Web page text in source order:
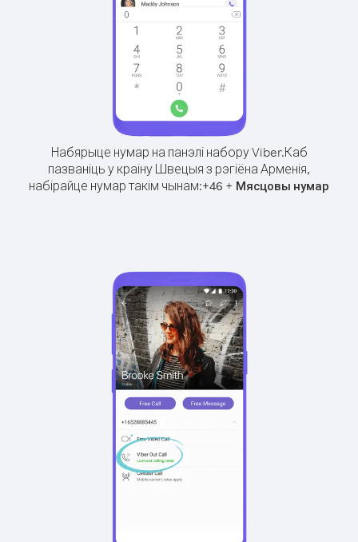
Набярыце нумар на панэлі набору Viber.Каб
пазваніць у краіну Швецыя з рэгіёна Арменія,
набірайце нумар такім чынам:+46 + Мясцовы нумар